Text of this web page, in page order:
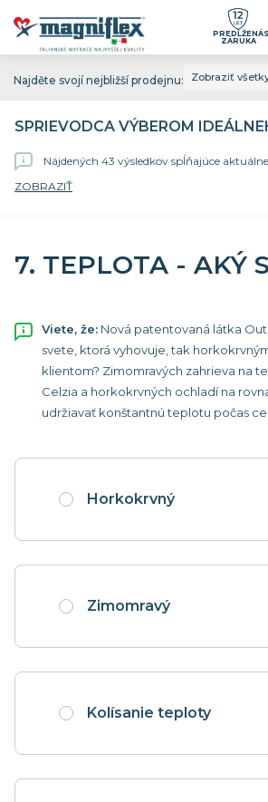
Najděte svojí nejbližší prodejnu: Zobraziť
PREDĹŽENÁ
ZÁRUKA
SPRIEVODCA VÝBEROM
Nájdených 43 výsledkov spĺňajúce
ZOBRAZIŤ
7. TEPLOTA - AKÝ
Viete, že: Nová patentovaná látka
svete, ktorá vyhovuje, tak
klientom? Zimomravých zahrieva na
Celzia a horkokrvných ochladí na
udržiavať konštantnú teplotu počas
Horkokrvný
Zimomravý
Kolísanie teploty